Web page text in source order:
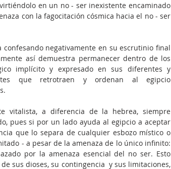
en un no - ser inexistente encaminado
con la fagocitación cósmica hacia el no - ser
negativamente en su escrutinio final
así demuestra permanecer dentro de los
implícito y expresado en sus diferentes y
que retrotraen y ordenan al egipcio
vitalista, a diferencia de la hebrea, siempre
pues si por un lado ayuda al egipcio a aceptar
que lo separa de cualquier esbozo místico o
- a pesar de la amenaza de lo único infinito:
por la amenaza esencial del no ser. Esto
sus dioses, su contingencia  y sus limitaciones,